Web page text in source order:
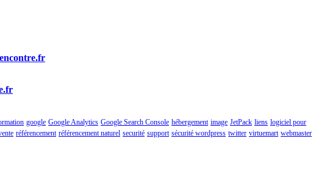
google Google Analytics Google Search Console hébergement image JetPack liens logiciel pour
référencement référencement naturel securité support sécurité wordpress twitter virtuemart webmaster